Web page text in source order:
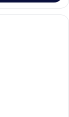
cấp, minibar với